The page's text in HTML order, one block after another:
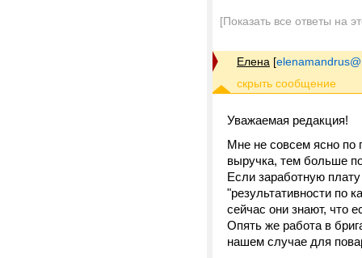
[Показать все ответы на
Елена [
Уважаемая редакция!
Мне не совсем ясно по
выручка, тем больше
Если заработную
"результативности по
сейчас они знают, что
Опять же работа в
нашем случае для